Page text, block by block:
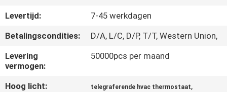
VERZOEK
OM
EEN
CITAAT
Levertijd:
7-45 werkdagen
Betalingscondities:
D/A, L/C, D/P, T/T, Western Union,
Levering
vermogen:
50000pcs per maand
Hoog licht: telegraferende hvac thermostaat,